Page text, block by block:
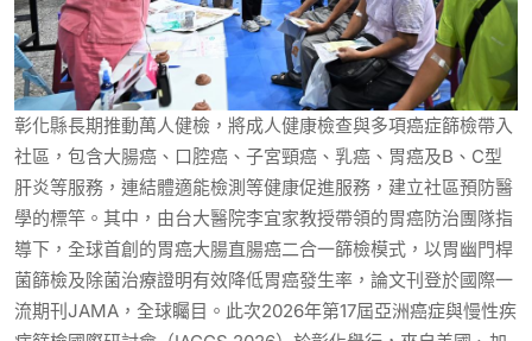
彰化縣長期推動萬人健檢，將成人健康檢查與多項癌症篩檢帶入
社區，包含大腸癌、口腔癌、子宮頸癌、乳癌、胃癌及B、C型
肝炎等服務，連結體適能檢測等健康促進服務，建立社區預防醫
學的標竿。其中，由台大醫院李宜家教授帶領的胃癌防治團隊指
導下，全球首創的胃癌大腸直腸癌二合一篩檢模式，以胃幽門桿
菌篩檢及除菌治療證明有效降低胃癌發生率，論文刊登於國際一
流期刊JAMA，全球矚目。此次2026年第17屆亞洲癌症與慢性疾